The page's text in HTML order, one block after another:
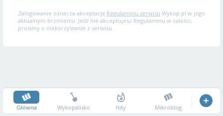
Zalogowanie oznacza akceptację Regulaminu serwisu Wykop.pl w jego
aktualnym brzmieniu. Jeśli nie akceptujesz Regulaminu w całości,
prosimy o niekorzystanie z serwisu.
Główna Wykopalisko Hity Mikroblog